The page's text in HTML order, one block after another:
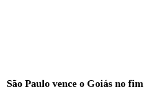
São Paulo vence o Goiás no